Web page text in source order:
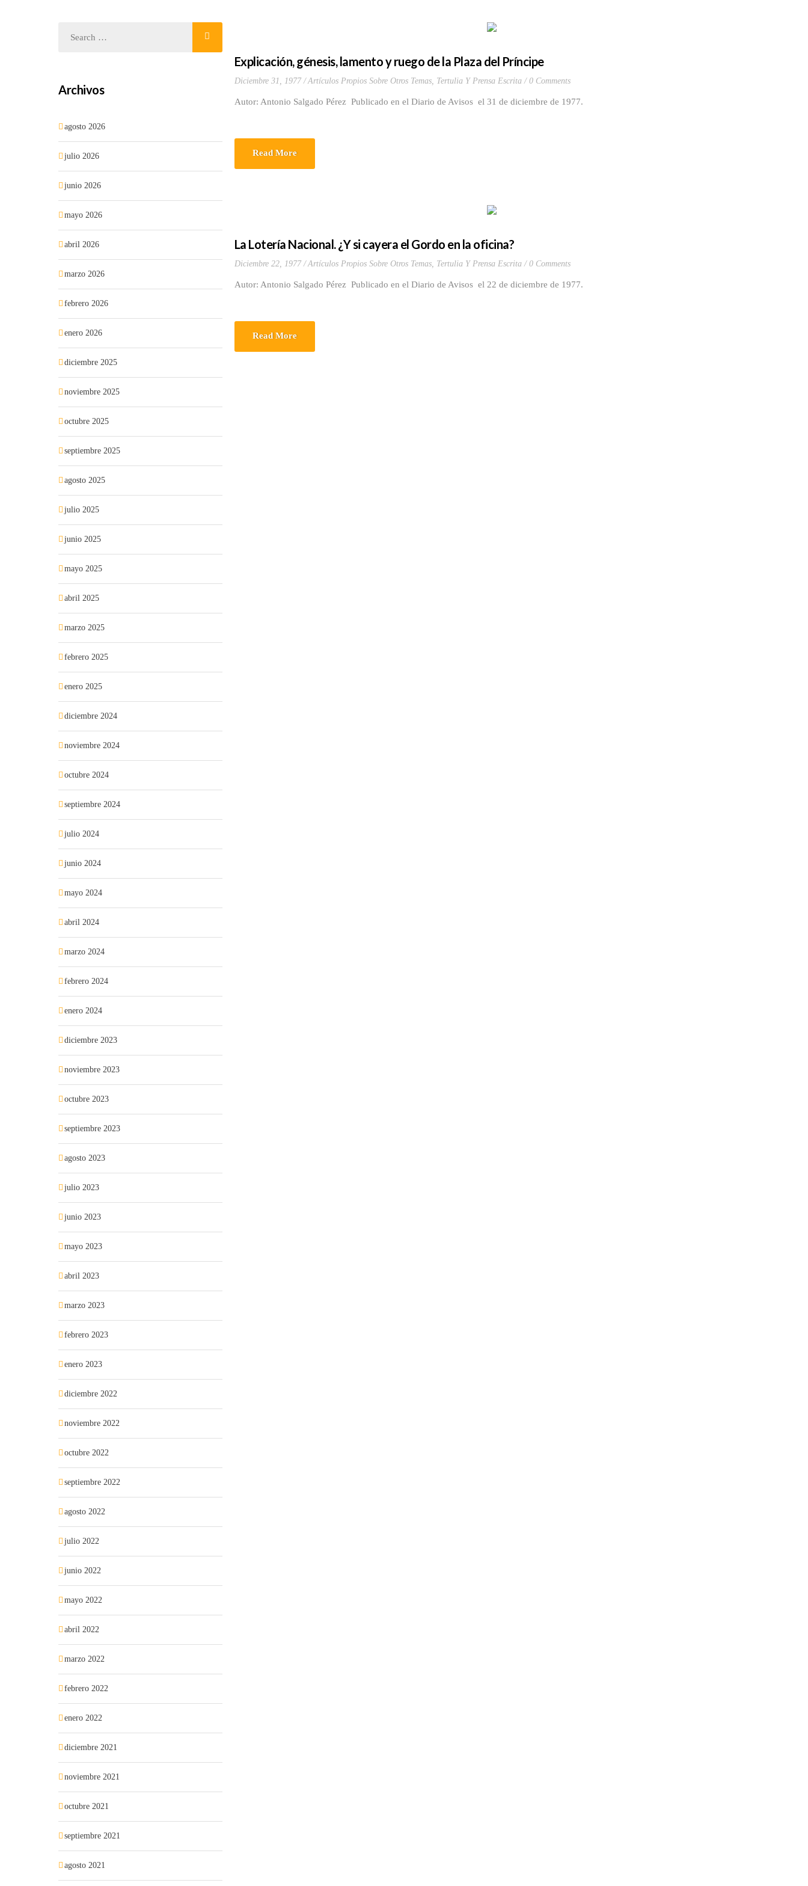
Explicación, génesis, lamento y ruego de la Plaza del Príncipe
Diciembre 31, 1977 Artículos Propios Sobre Otros Temas, Tertulia Y Prensa Escrita 0 Comments
Autor: Antonio Salgado Pérez Publicado en el Diario de Avisos el 31 de diciembre de 1977.
Read More
La Lotería Nacional. ¿Y si cayera el Gordo en la oficina?
Diciembre 22, 1977 Artículos Propios Sobre Otros Temas, Tertulia Y Prensa Escrita 0 Comments
Autor: Antonio Salgado Pérez Publicado en el Diario de Avisos el 22 de diciembre de 1977.
Read More
Archivos
agosto 2026
julio 2026
junio 2026
mayo 2026
abril 2026
marzo 2026
febrero 2026
enero 2026
diciembre 2025
noviembre 2025
octubre 2025
septiembre 2025
agosto 2025
julio 2025
junio 2025
mayo 2025
abril 2025
marzo 2025
febrero 2025
enero 2025
diciembre 2024
noviembre 2024
octubre 2024
septiembre 2024
julio 2024
junio 2024
mayo 2024
abril 2024
marzo 2024
febrero 2024
enero 2024
diciembre 2023
noviembre 2023
octubre 2023
septiembre 2023
agosto 2023
julio 2023
junio 2023
mayo 2023
abril 2023
marzo 2023
febrero 2023
enero 2023
diciembre 2022
noviembre 2022
octubre 2022
septiembre 2022
agosto 2022
julio 2022
junio 2022
mayo 2022
abril 2022
marzo 2022
febrero 2022
enero 2022
diciembre 2021
noviembre 2021
octubre 2021
septiembre 2021
agosto 2021